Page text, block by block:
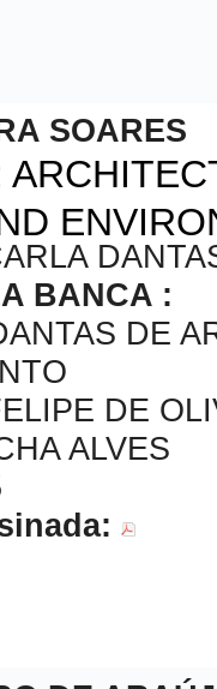
SOARES
BANCA :
DE
DE
ALVES